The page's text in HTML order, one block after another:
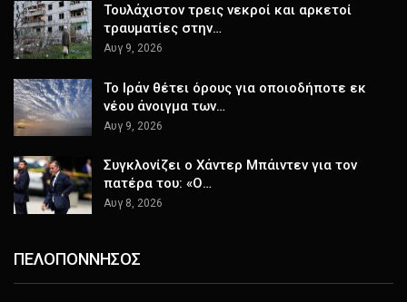
Τουλάχιστον τρεις νεκροί και αρκετοί
τραυματίες στην…
Αυγ 9, 2026
Το Ιράν θέτει όρους για οποιοδήποτε εκ
νέου άνοιγμα των…
Αυγ 9, 2026
Συγκλονίζει ο Χάντερ Μπάιντεν για τον
πατέρα του: «Ο…
Αυγ 8, 2026
ΠΕΛΟΠΟΝΝΗΣΟΣ